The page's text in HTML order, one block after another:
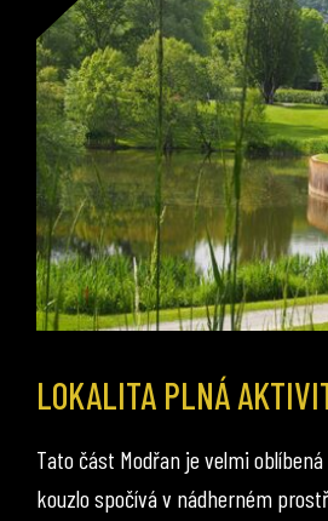
LOKALITA PLNÁ
Tato část Modřan je velmi
kouzlo spočívá v nádherném